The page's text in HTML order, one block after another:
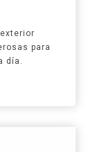
para
día.